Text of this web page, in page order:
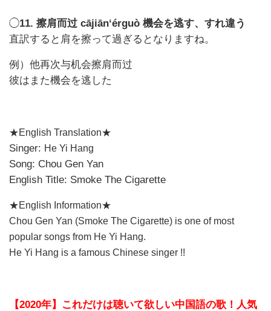
◯11. 擦肩而过 cājiān‘érguò 機会を逃す、すれ違う
直訳すると肩を擦って過ぎるとなりますね。
例）他再次与机会擦肩而过
彼はまた機会を逃した
★English Translation★
Singer: He Yi Hang
Song: Chou Gen Yan
English Title: Smoke The Cigarette
★English Information★
Chou Gen Yan (Smoke The Cigarette) is one of most
popular songs from He Yi Hang.
He Yi Hang is a famous Chinese singer !!
【2020年】これだけは聴いて欲しい中国語の歌！人気